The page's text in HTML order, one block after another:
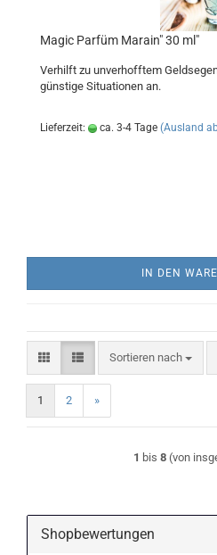
Magic Parfüm Marain" 30 ml"
Verhilft zu unverhofftem
günstige Situationen an.
Lieferzeit: ca. 3-4 Tage (Ausland
IN DEN
Sortieren nach
Sortieren nach
1 2 »
1 bis 8(von
Shopbewertungen